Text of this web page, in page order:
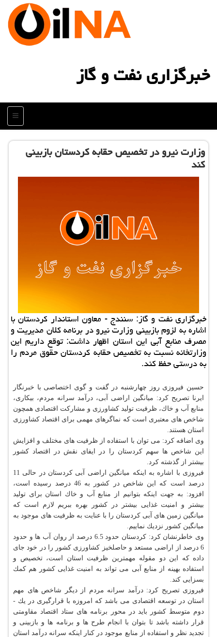
خبرگزاری نفت و گاز
منو
وزارت نیرو در تخصیص حقابه كردستان بازبینی
كند
خبرگزاری نفت و گاز: سنندج - معاون استاندار كردستان با
اشاره به لزوم بازبینی وزارت نیرو در برنامه كلان مدیریت و
مصرف منابع آبی این استان اظهار داشت: توقع داریم این
وزارتخانه نسبت به تخصیص حقابه كردستان حقوق مردم را
به درستی حفظ كند.
حسین فیروزی روز چهارشنبه در گفت و گوی اختصاصی با خبرنگار
ایرنا تصریح كرد: میانگین اراضی آبی، درآمد سرانه مردم، بیكاری،
منابع آب و خاك، ظرفیت تولید كشاورزی و مشاركت اقتصادی همچون
شاخص های معتبری است كه نماگرهای مهمی برای اقتصاد كشاورزی
استان هستند.
وی اضافه كرد: می توان با استفاده از ظرفیت های مختلف و افزایش
این شاخص ها سهم كردستان را در ایفای نقش در اقتصاد كشور
بیشتر از گذشته كرد.
فیروزی با اشاره به اینكه میانگین اراضی آبی كردستان در حالی 11
درصد است كه این شاخص در كشور به 46 درصد رسیده است،
افزود: به جهت اینكه بتوانیم از منابع آب و خاك استان برای تولید
بیشتر و امنیت غذایی بیشتر در كشور بهره ببریم لازم است كه
میانگین زمین های آبی كردستان را با عنایت به ظرفیت های موجود به
میانگین كشور نزدیك نماییم.
وی خاطرنشان كرد: كردستان حدود 6.5 درصد از روان آب ها و حدود
6 درصد از اراضی مستعد و حاصلخیز كشاورزی كشور را در خود جای
داده كه این دو مقوله مهمترین ظرفیت استان است، تخصیص و
استفاده بهینه از منابع آبی می تواند به امنیت غذایی كشور هم كمك
بسزایی كند.
فیروزی تصریح كرد: درآمد سرانه مردم از دیگر شاخص های مهم
استان در توسعه اقتصادی می باشد كه امروزه با قرارگیری در یك -
دوم متوسط كشور باید در محور برنامه های ستاد اقتصاد مقاومتی
قرار داشته باشد تا بتوان با انجام طرح ها و برنامه ها و بازبینی و
تجدید نظر و استفاده از منابع موجود در كنار اینكه سرانه درآمد استان